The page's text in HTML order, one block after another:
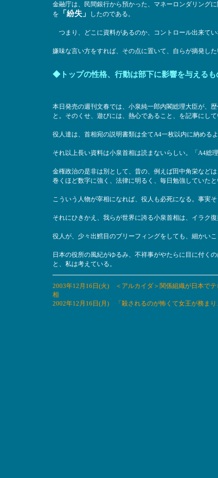
金融庁は、民間銀行から預かった、マネーロンダリング
を 「紛失」 したのである。
つまり、どこに資料があるのか、コントロール出来て
嫌味な言い方をすれば、その点に置いて、自らが摘発し
◆トップの性格、行動は部下に影響を与えるも
本日発売の週刊文春では、小泉純一郎内閣総理大臣が、
と。そのくせ、遊びには、熱心であること、を記事にし
役人達は、首相宛の説明書類は全てA4一枚以内に納める
それ以上長い資料は小泉首相は読まないらしい。「A4総
金権政治の是非は別として、昔の、例えば田中角栄など
巻くほど数字に強く、法律に明るく、毎日勉強していた
こういう人物が宰相になれば、役人も必死になる。事実
それにひきかえ、我らが世界に誇る小泉首相は、イラク
役人が、少々出鱈目のブリーフィングをしても、細かい
日本の役所の風紀がゆるみ、不祥事がやたらに目に付く
と、私は考えている。
2003年12月16日(火) ＜アルカイダ＞関係組織が日本で
相
2002年12月16日(月) 「殺されるのが怖くて女王が務ま